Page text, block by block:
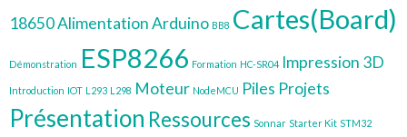
18650AlimentationArduino BB8 Cartes(Board)
Démonstration ESP8266 Formation HC-SR04 Impression 3D
Introduction IOT L293 L298 Moteur NodeMCU Piles Projets
Présentation Ressources Sonnar Starter Kit STM32